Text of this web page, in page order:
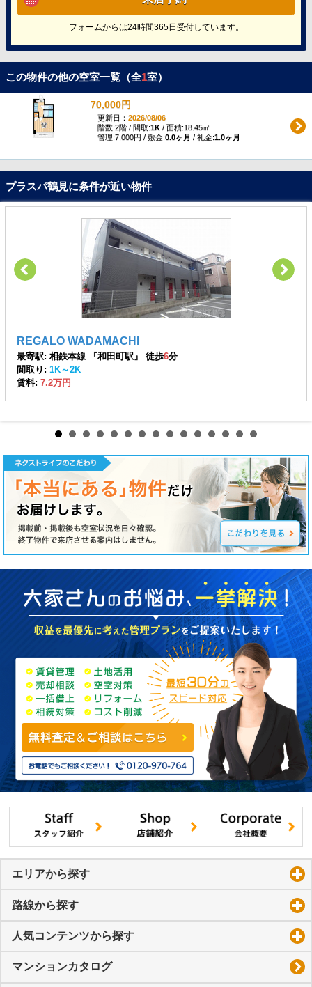
フォームからは24時間365日受付しています。
この物件の他の空室一覧（全1室）
70,000円
更新日： 2026/08/06
階数:2階 / 間取:1K/ 面積:18.45㎡
管理:7,000円 / 敷金:0.0ヶ月 / 礼金:1.0ヶ月
プラスパ鶴見に条件が近い物件
REGALO WADAMACHI
最寄駅: 相鉄本線 『和田町駅』 徒歩6分
間取り: 1K～2K
賃料: 7.2万円
エリアから探す
路線から探す
人気コンテンツから探す
マンションカタログ